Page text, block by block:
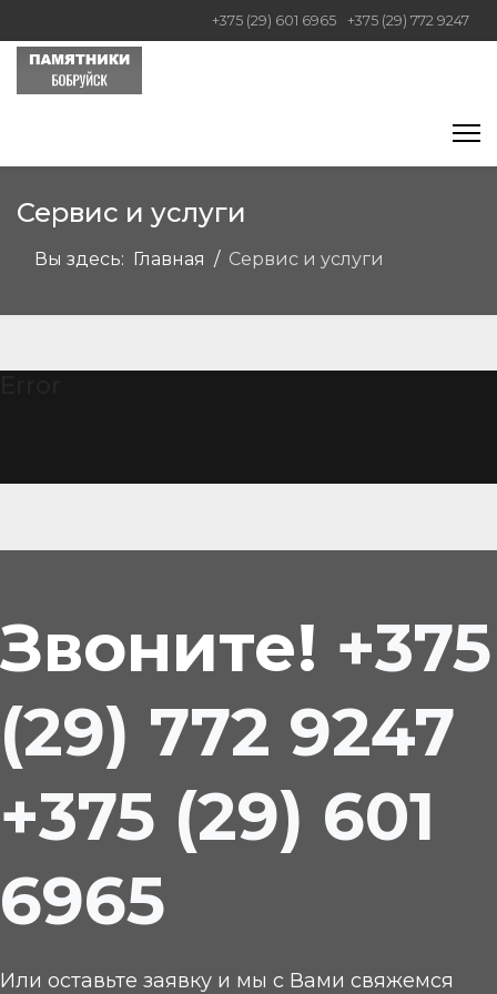
+375 (29) 601 6965 +375 (29) 772 9247
Сервис и услуги
Вы здесь: Главная Сервис и услуги
Звоните! +375
(29) 772 9247
+375 (29) 601
6965
Или оставьте заявку и мы с Вами свяжемся